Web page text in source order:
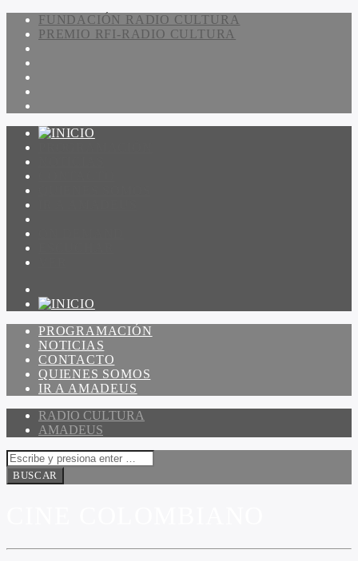
FUNDACIÓN RADIO CULTURA
PREMIO RFI-RADIO CULTURA
PROGRAMACIÓN
NOTICIAS
CONTACTO
QUIENES SOMOS
IR A AMADEUS
RADIO CULTURA
AMADEUS